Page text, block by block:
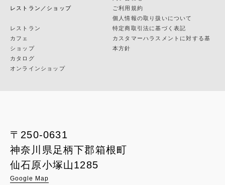
レストラン／ショップ
レストラン
カフェ
ショップ
カタログ
オンラインショップ
ご利用規約
個人情報の取り扱いについて
特定商取引法に基づく表記
カスタマーハラスメントに対する基
本方針
〒250-0631
神奈川県足柄下郡箱根町
仙石原小塚山1285
Google Map